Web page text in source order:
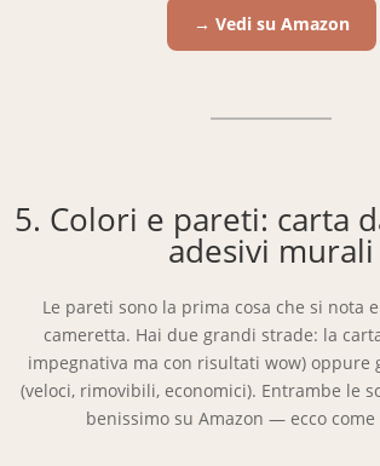
→ Vedi su Amazon
5. Colori e pareti: carta
adesivi murali
Le pareti sono la prima cosa che si nota
cameretta. Hai due grandi strade: la
impegnativa ma con risultati wow) oppure
(veloci, rimovibili, economici). Entrambe le
benissimo su Amazon — ecco come